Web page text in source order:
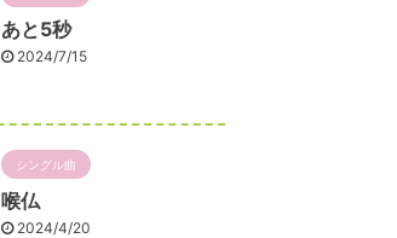
あと5秒
2024/7/15
シングル曲
喉仏
2024/4/20